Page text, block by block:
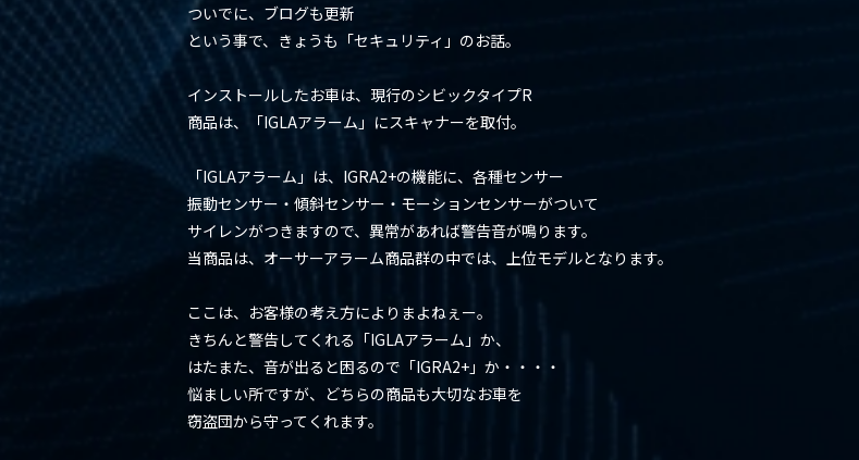
ついでに、ブログも更新
という事で、きょうも「セキュリティ」のお話。
インストールしたお車は、現行のシビックタイプR
商品は、「IGLAアラーム」にスキャナーを取付。
「IGLAアラーム」は、IGRA2+の機能に、各種センサー
振動センサー・傾斜センサー・モーションセンサーがついて
サイレンがつきますので、異常があれば警告音が鳴ります。
当商品は、オーサーアラーム商品群の中では、上位モデルとなります。
ここは、お客様の考え方によりまよねぇー。
きちんと警告してくれる「IGLAアラーム」か、
はたまた、音が出ると困るので「IGRA2+」か・・・・
悩ましい所ですが、どちらの商品も大切なお車を
窃盗団から守ってくれます。